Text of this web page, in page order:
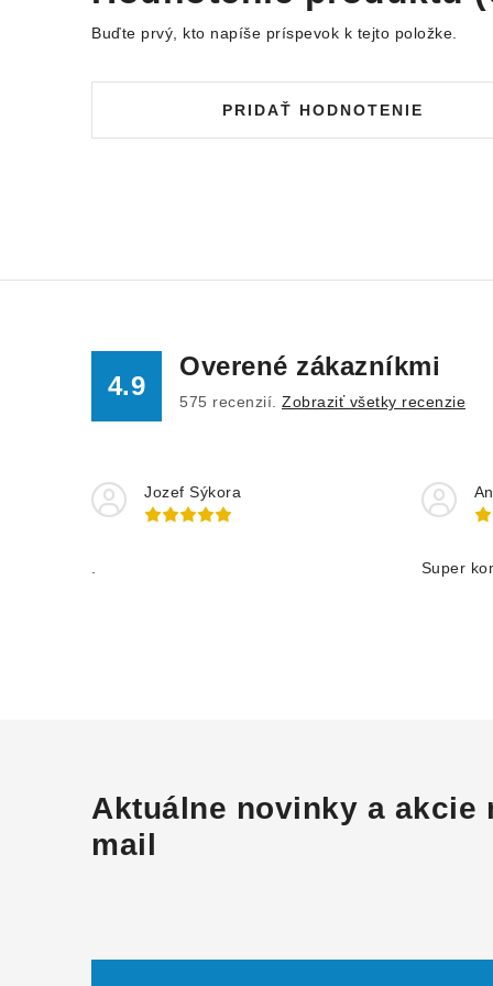
Buďte prvý, kto napíše príspevok k tejto položke.
PRIDAŤ HODNOTENIE
4.9
Overené zákazníkmi
575 recenzií. Zobraziť všetky recenzie
Jozef Sýkora
Super
Aktuálne novinky a akcie
mail